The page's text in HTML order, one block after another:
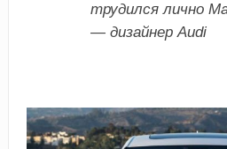
трудился лично
— дизайнер Audi